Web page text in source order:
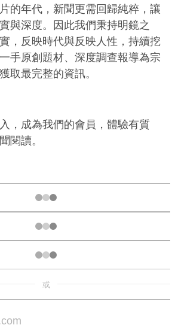
的年代，新聞更需回歸純粹，讓
與深度。因此我們秉持明鏡之
，反映時代與反映人性，持續挖
手原創題材、深度調查報導為宗
取最完整的資訊。
，成為我們的會員，體驗有質
閱讀。
或